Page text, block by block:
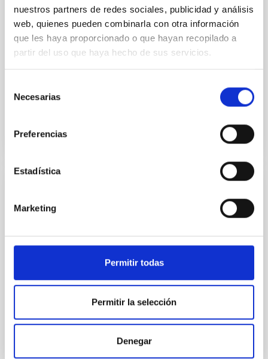
nuestros partners de redes sociales, publicidad y análisis
web, quienes pueden combinarla con otra información
que les haya proporcionado o que hayan recopilado a
partir del uso que haya hecho de sus servicios.
Necesarias
Preferencias
Estadística
Marketing
Permitir todas
Permitir la selección
Denegar
Stars from Light Curves with Machine
Learning
High-resolution spectroscopic measurements of OB
TESS Subgiant and Lower-red-giant
Viewing Zones
Asteroseismology, the study of stellar oscillations,
and stellar modeling both offer profound insights